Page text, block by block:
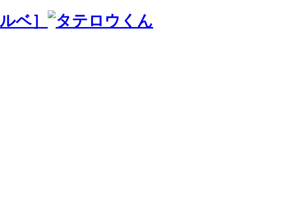
ベ］